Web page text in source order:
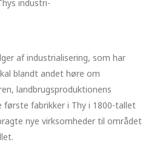
industri-
af industrialisering, som har
blandt andet høre om
landbrugsproduktionens
fabrikker i Thy i 1800-tallet
nye virksomheder til området